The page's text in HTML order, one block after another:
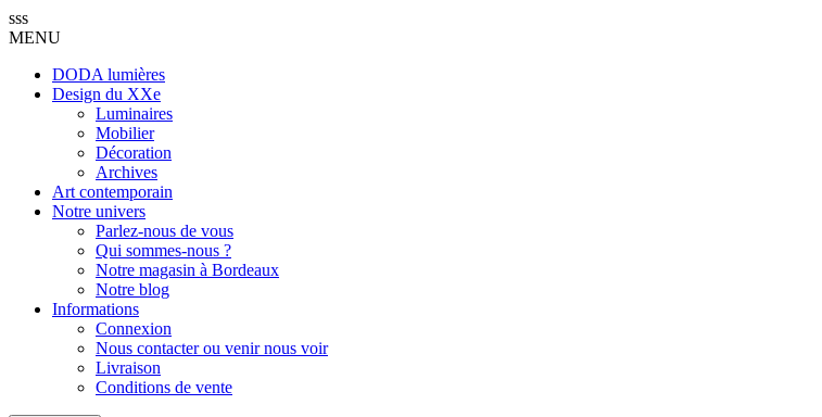
sss
MENU
DODA lumières
Design du XXe
Luminaires
Mobilier
Décoration
Archives
Art contemporain
Notre univers
Parlez-nous de vous
Qui sommes-nous ?
Notre magasin à Bordeaux
Notre blog
Informations
Connexion
Nous contacter ou venir nous voir
Livraison
Conditions de vente